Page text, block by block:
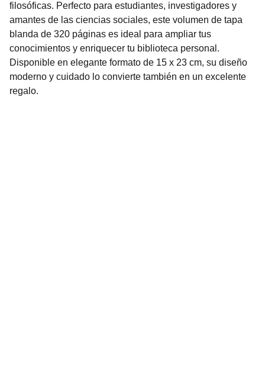
filosóficas. Perfecto para estudiantes, investigadores y
amantes de las ciencias sociales, este volumen de tapa
blanda de 320 páginas es ideal para ampliar tus
conocimientos y enriquecer tu biblioteca personal.
Disponible en elegante formato de 15 x 23 cm, su diseño
moderno y cuidado lo convierte también en un excelente
regalo.